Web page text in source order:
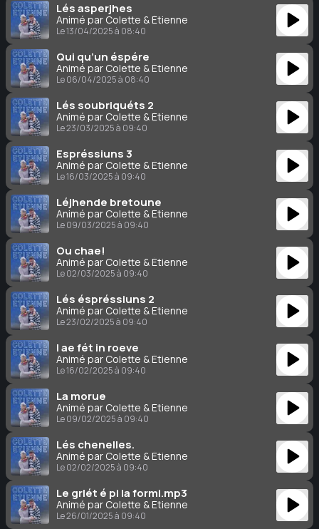
Lés asperjhes
Animé par Colette & Étienne
Le 13/04/2025 à 08:40
Qui qu’un éspére
Animé par Colette & Étienne
Le 06/04/2025 à 08:40
Lés soubriquéts 2
Animé par Colette & Étienne
Le 23/03/2025 à 09:40
Espréssiuns 3
Animé par Colette & Étienne
Le 16/03/2025 à 09:40
Léjhende bretoune
Animé par Colette & Étienne
Le 09/03/2025 à 09:40
Ou chae!
Animé par Colette & Étienne
Le 02/03/2025 à 09:40
Lés éspréssiuns 2
Animé par Colette & Étienne
Le 23/02/2025 à 09:40
I ae fét in roeve
Animé par Colette & Étienne
Le 16/02/2025 à 09:40
La morue
Animé par Colette & Étienne
Le 09/02/2025 à 09:40
Lés chenelles.
Animé par Colette & Étienne
Le 02/02/2025 à 09:40
Le grlét é pi la formi.mp3
Animé par Colette & Étienne
Le 26/01/2025 à 09:40